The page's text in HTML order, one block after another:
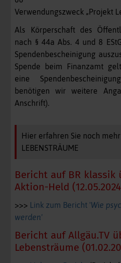
Verwendungszweck „Projekt
Als Körperschaft des
nach § 44a Abs. 4 und 8
Spendenbescheinigung
Spende beim Finanzamt
eine
benötigen wir weitere
Anschrift).
Hier erfahren Sie noch
LEBENSTRÄUME
Bericht auf BR klassik
Aktion-Held
>>> Link zum Bericht 'Wie
werden'
Bericht auf Allgäu.TV
Lebensträume